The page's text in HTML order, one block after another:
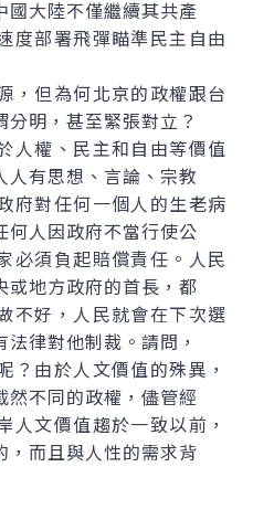
國大陸不僅繼續其共產
部署飛彈瞄準民主自由
為何北京的政權跟台
明，甚至緊張對立？
權、民主和自由等價值
有思想、言論、宗教
對任何一個人的生老病
何人因政府不當行使公
須負起賠償責任。人民
或地方政府的首長，都
好，人民就會在下次選
律對他制裁。請問，
由於人文價值的殊異，
然不同的政權，儘管經
文價值趨於一致以前，
，而且與人性的需求背